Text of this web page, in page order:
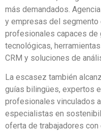
más demandados.
y empresas del segmento
profesionales capaces de
tecnológicas,
CRM y soluciones de
La escasez también
guías bilingües, expertos
profesionales vinculados
especialistas en
oferta de trabajadores